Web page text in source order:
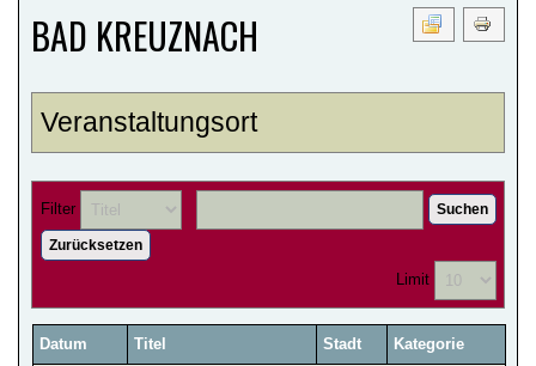
BAD KREUZNACH
Veranstaltungsort
Filter Suchen
Zurücksetzen
Limit
Datum Titel Stadt Kategorie